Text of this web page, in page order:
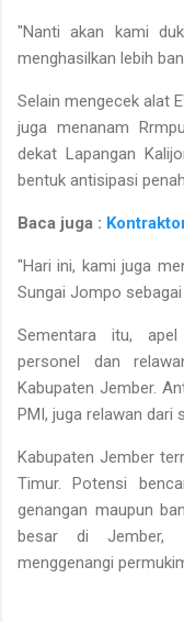
"Nanti akan kami
menghasilkan lebih
Selain mengecek alat
juga menanam
dekat Lapangan
bentuk antisipasi
Baca juga :
"Hari ini, kami juga
Sungai Jompo
Sementara itu,
personel dan
Kabupaten Jember.
PMI, juga relawan dari
Kabupaten Jember
Timur. Potensi
genangan maupun
besar di Jember,
menggenangi